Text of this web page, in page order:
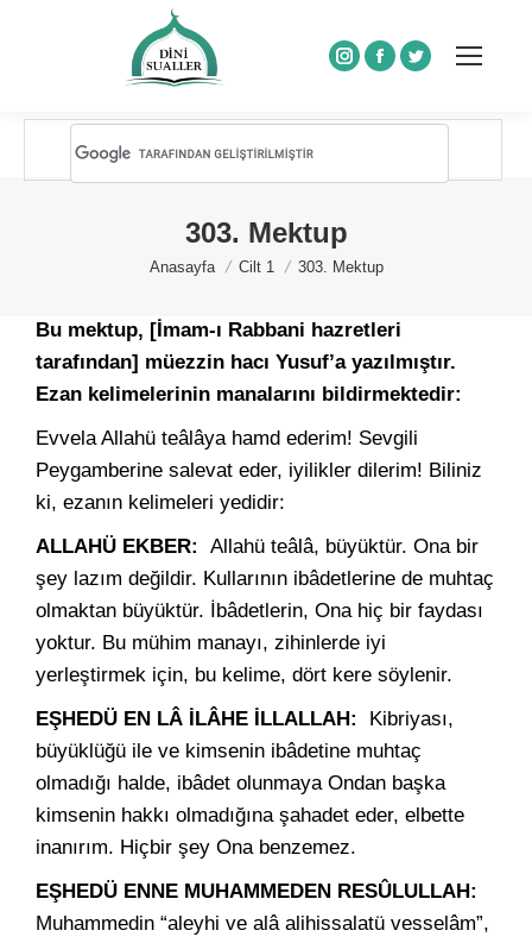
Instagram
Facebook
Twitter
303. Mektup
You are here:
Anasayfa Cilt 1 303. Mektup
Bu mektup, [İmam-ı Rabbani hazretleri
tarafından] müezzin hacı Yusuf’a yazılmıştır.
Ezan kelimelerinin manalarını bildirmektedir:
Evvela Allahü teâlâya hamd ederim! Sevgili
Peygamberine salevat eder, iyilikler dilerim! Biliniz
ki, ezanın kelimeleri yedidir:
ALLAHÜ EKBER: Allahü teâlâ, büyüktür. Ona bir
şey lazım değildir. Kullarının ibâdetlerine de muhtaç
olmaktan büyüktür. İbâdetlerin, Ona hiç bir faydası
yoktur. Bu mühim manayı, zihinlerde iyi
yerleştirmek için, bu kelime, dört kere söylenir.
EŞHEDÜ EN LÂ İLÂHE İLLALLAH: Kibriyası,
büyüklüğü ile ve kimsenin ibâdetine muhtaç
olmadığı halde, ibâdet olunmaya Ondan başka
kimsenin hakkı olmadığına şahadet eder, elbette
inanırım. Hiçbir şey Ona benzemez.
EŞHEDÜ ENNE MUHAMMEDEN RESÛLULLAH:
Muhammedin “aleyhi ve alâ alihissalatü vesselâm”,